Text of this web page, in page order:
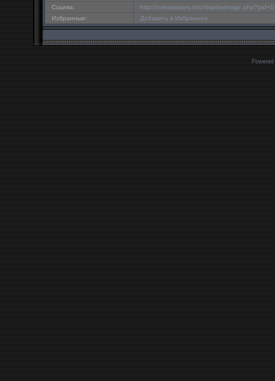
Ссылка:
http://odessastory.info/
Избранные:
Добавить в Избранное